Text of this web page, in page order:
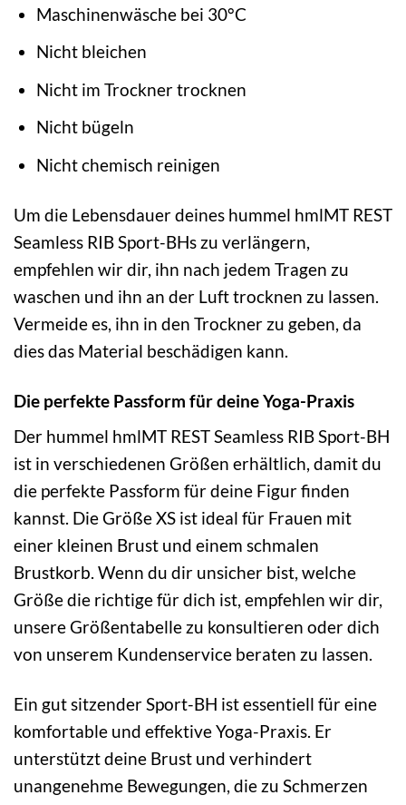
Maschinenwäsche bei 30°C
Nicht bleichen
Nicht im Trockner trocknen
Nicht bügeln
Nicht chemisch reinigen
Um die Lebensdauer deines hummel hmlMT REST
Seamless RIB Sport-BHs zu verlängern,
empfehlen wir dir, ihn nach jedem Tragen zu
waschen und ihn an der Luft trocknen zu lassen.
Vermeide es, ihn in den Trockner zu geben, da
dies das Material beschädigen kann.
Die perfekte Passform für deine Yoga-Praxis
Der hummel hmlMT REST Seamless RIB Sport-BH
ist in verschiedenen Größen erhältlich, damit du
die perfekte Passform für deine Figur finden
kannst. Die Größe XS ist ideal für Frauen mit
einer kleinen Brust und einem schmalen
Brustkorb. Wenn du dir unsicher bist, welche
Größe die richtige für dich ist, empfehlen wir dir,
unsere Größentabelle zu konsultieren oder dich
von unserem Kundenservice beraten zu lassen.
Ein gut sitzender Sport-BH ist essentiell für eine
komfortable und effektive Yoga-Praxis. Er
unterstützt deine Brust und verhindert
unangenehme Bewegungen, die zu Schmerzen